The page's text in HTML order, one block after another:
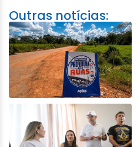
Outras notícias: